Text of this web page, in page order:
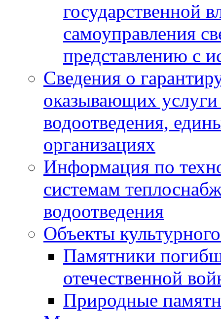
государственной
самоуправления
представлению с
Сведения о
оказывающих
водоотведения,
организациях
Информация по
системам
водоотведения
Объекты
Памятники
отечественной
Природные